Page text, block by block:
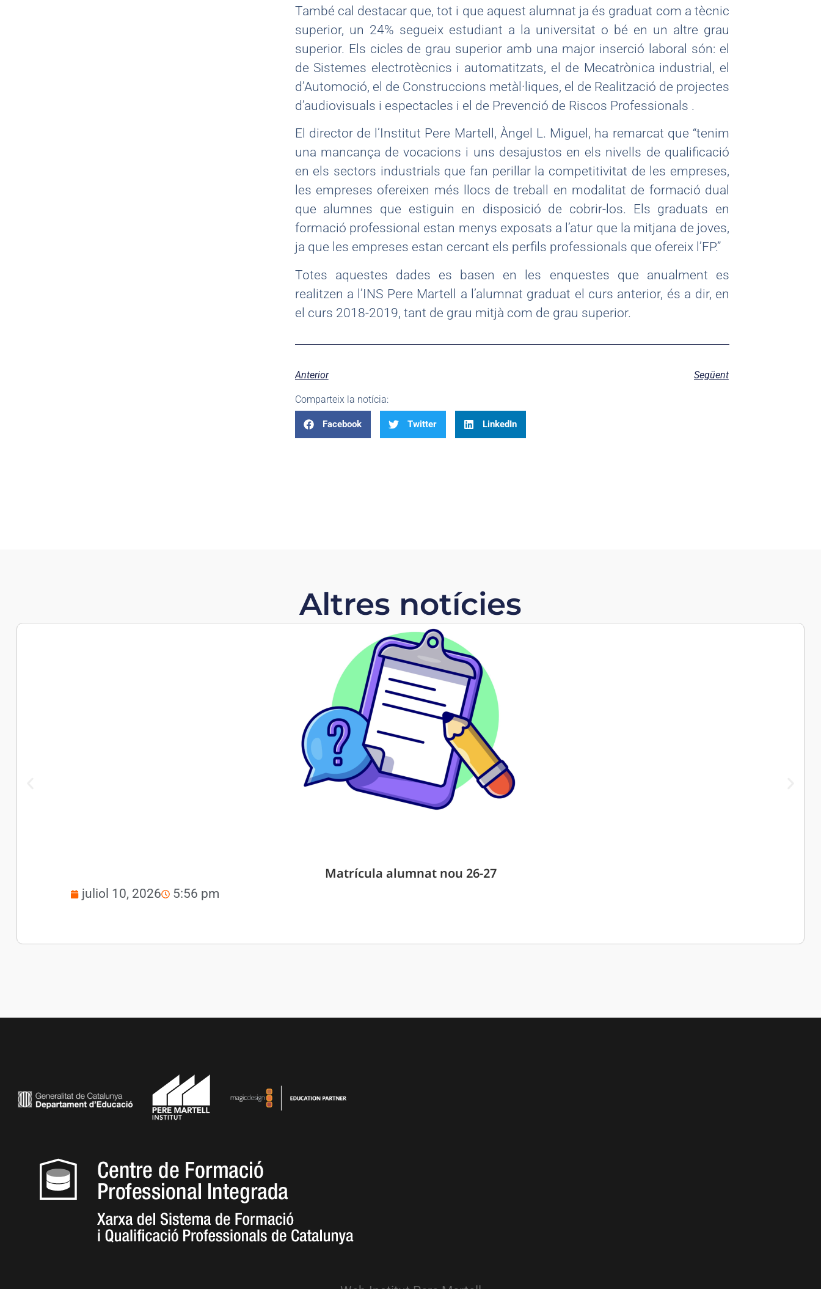
També cal destacar que, tot i que aquest alumnat ja és graduat com a tècnic
superior, un 24% segueix estudiant a la universitat o bé en un altre grau
superior. Els cicles de grau superior amb una major inserció laboral són: el
de Sistemes electrotècnics i automatitzats, el de Mecatrònica industrial, el
d’Automoció, el de Construccions metàl·liques, el de Realització de projectes
d’audiovisuals i espectacles i el de Prevenció de Riscos Professionals .
El director de l’Institut Pere Martell, Àngel L. Miguel, ha remarcat que “tenim
una mancança de vocacions i uns desajustos en els nivells de qualificació
en els sectors industrials que fan perillar la competitivitat de les empreses,
les empreses ofereixen més llocs de treball en modalitat de formació dual
que alumnes que estiguin en disposició de cobrir-los. Els graduats en
formació professional estan menys exposats a l’atur que la mitjana de joves,
ja que les empreses estan cercant els perfils professionals que ofereix l’FP.”
Totes aquestes dades es basen en les enquestes que anualment es
realitzen a l’INS Pere Martell a l’alumnat graduat el curs anterior, és a dir, en
el curs 2018-2019, tant de grau mitjà com de grau superior.
Anterior Següent
Comparteix la notícia:
Facebook Twitter LinkedIn
Altres notícies
Matrícula alumnat nou 26-27
juliol 10, 2026 5:56 pm